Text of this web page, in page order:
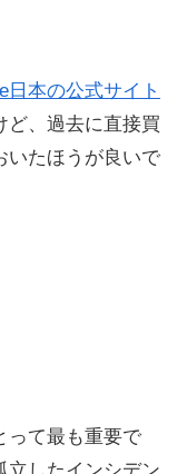
日本の公式サイト
ど、過去に直接買
いたほうが良いで
って最も重要で